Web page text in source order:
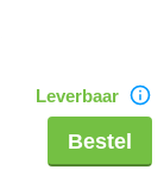
Leverbaar
Bestel